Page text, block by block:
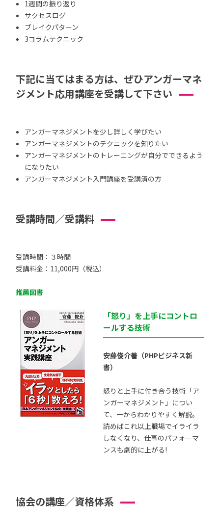
1週間の振り返り
サクセスログ
ブレイクパターン
3コラムテクニック
下記に当てはまる方は、ぜひアンガーマネ
ジメント応用講座を受講して下さい
アンガーマネジメントを少し詳しく学びたい
アンガーマネジメントのテクニックを知りたい
アンガーマネジメントのトレーニングが自分でできるよう
になりたい
アンガーマネジメント入門講座を受講済の方
受講時間／受講料
受講時間：３時間
受講料金：11,000円（税込）
推薦図書
「怒り」を上手にコントロ
ールする技術
安藤俊介著（PHPビジネス新
書）
怒りと上手に付き合う技術「ア
ンガーマネジメント」につい
て、一からわかりやすく解説。
読めばこれ以上職場でイライラ
しなくなり、仕事のパフォーマ
ンスも劇的に上がる!
協会の講座／資格体系